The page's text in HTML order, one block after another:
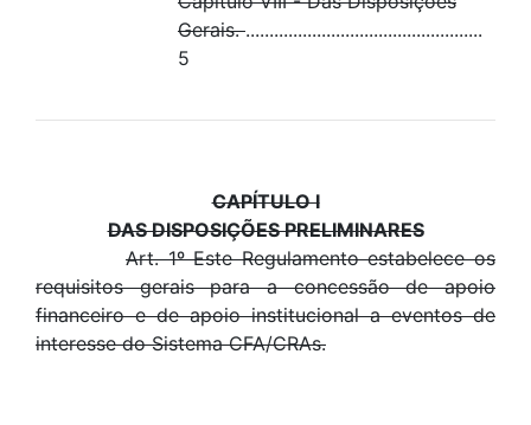
Gerais...................................................
5
CAPÍTULO I
DAS DISPOSIÇÕES PRELIMINARES
Art. 1º Este Regulamento estabelece os
requisitos gerais para a concessão de apoio
financeiro e de apoio institucional a eventos de
interesse do Sistema CFA/CRAs.